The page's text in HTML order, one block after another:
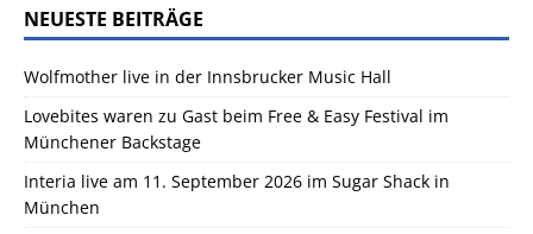
NEUESTE BEITRÄGE
Wolfmother live in der Innsbrucker Music Hall
Lovebites waren zu Gast beim Free & Easy Festival im
Münchener Backstage
Interia live am 11. September 2026 im Sugar Shack in
München